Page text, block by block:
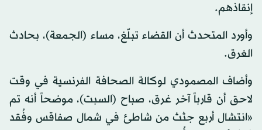
إنقاذهم.
وأورد المتحدث أن القضاء تبلّغ، مساء (الجمعة)، بحادث
الغرق.
وأضاف المصمودي لوكالة الصحافة الفرنسية في وقت
لاحق أن قارباً آخر غرق، صباح (السبت)، موضحاً أنه تم
«انتشال أربع جثث من شاطئ في شمال صفاقس وفُقد